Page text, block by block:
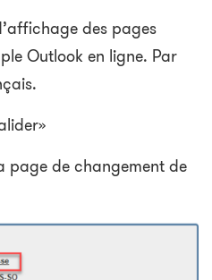
des pages
Outlook en ligne. Par
page de changement de